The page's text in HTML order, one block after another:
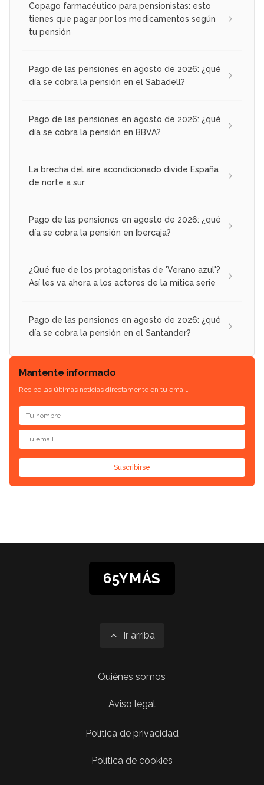
Copago farmacéutico para pensionistas: esto
tienes que pagar por los medicamentos según
tu pensión
Pago de las pensiones en agosto de 2026: ¿qué
día se cobra la pensión en el Sabadell?
Pago de las pensiones en agosto de 2026: ¿qué
día se cobra la pensión en BBVA?
La brecha del aire acondicionado divide España
de norte a sur
Pago de las pensiones en agosto de 2026: ¿qué
día se cobra la pensión en Ibercaja?
¿Qué fue de los protagonistas de 'Verano azul'?
Así les va ahora a los actores de la mítica serie
Pago de las pensiones en agosto de 2026: ¿qué
día se cobra la pensión en el Santander?
Mantente informado
Recibe las últimas noticias directamente en tu email.
Suscribirse
65YMÁS
Ir arriba
Quiénes somos
Aviso legal
Política de privacidad
Política de cookies